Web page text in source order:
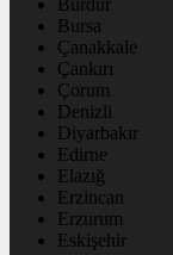
Burdur
Bursa
Çanakkale
Çankırı
Çorum
Denizli
Diyarbakır
Edirne
Elazığ
Erzincan
Erzurum
Eskişehir